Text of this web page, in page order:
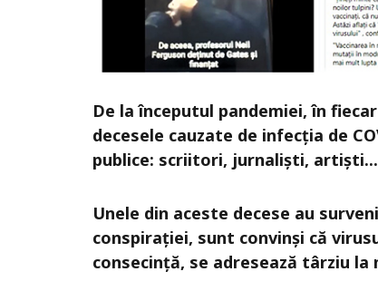
De la începutul pandemiei, în
decesele cauzate de infecția de
publice: scriitori, jurnaliști, artiști...
Unele din aceste decese au
conspirației, sunt convinși că
consecință, se adresează târziu la